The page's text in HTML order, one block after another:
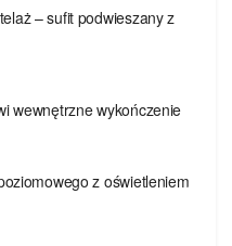
– sufit podwieszany z
wewnętrzne wykończenie
z oświetleniem